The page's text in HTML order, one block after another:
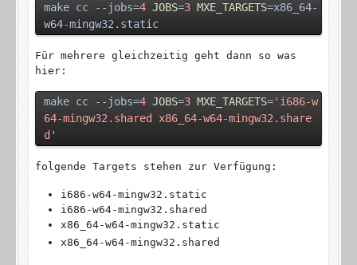
make cc --jobs=4 JOBS=3 MXE_TARGETS=x86_64-
w64-mingw32.static
Für mehrere gleichzeitig geht dann so was
hier:
make cc --jobs=4 JOBS=3 MXE_TARGETS='i686-w
64-mingw32.shared x86_64-w64-mingw32.share
d'
folgende Targets stehen zur Verfügung:
i686-w64-mingw32.static
i686-w64-mingw32.shared
x86_64-w64-mingw32.static
x86_64-w64-mingw32.shared